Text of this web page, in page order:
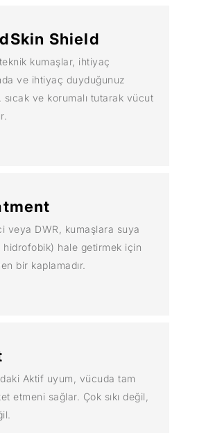
Shield
kumaşlar, ihtiyaç
ve ihtiyaç duyduğunuz
ve korumalı tutarak vücut
veya DWR, kumaşlara suya
hidrofobik) hale getirmek için
bir kaplamadır.
Aktif uyum, vücuda tam
etmeni sağlar. Çok sıkı değil,